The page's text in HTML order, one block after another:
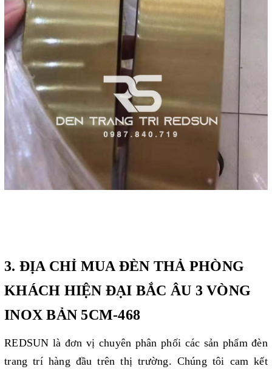
3. ĐỊA CHỈ MUA ĐÈN THẢ PHÒNG
KHÁCH HIỆN ĐẠI BẮC ÂU 3 VÒNG
INOX BẢN 5CM-468
REDSUN là đơn vị chuyên phân phối các sản phẩm đèn
trang trí hàng đầu trên thị trường. Chúng tôi cam kết